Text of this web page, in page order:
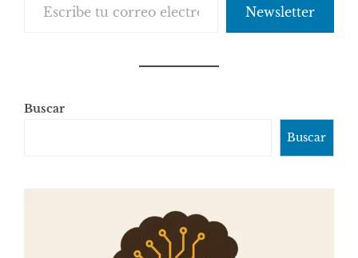
Newsletter
Buscar
Buscar